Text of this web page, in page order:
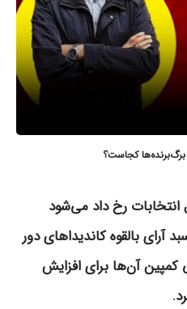
کجاست؟
انتخابات رخ داد می‌شود
آرای بالقوه کاندیداهای دور
کمپین آن‌ها برای افزایش